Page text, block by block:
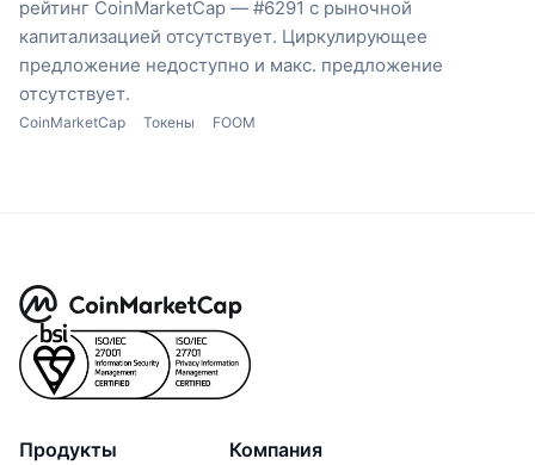
рейтинг CoinMarketCap — #6291 с рыночной
капитализацией отсутствует. Циркулирующее
предложение недоступно и макс. предложение
отсутствует.
CoinMarketCap Токены FOOM
Продукты Компания